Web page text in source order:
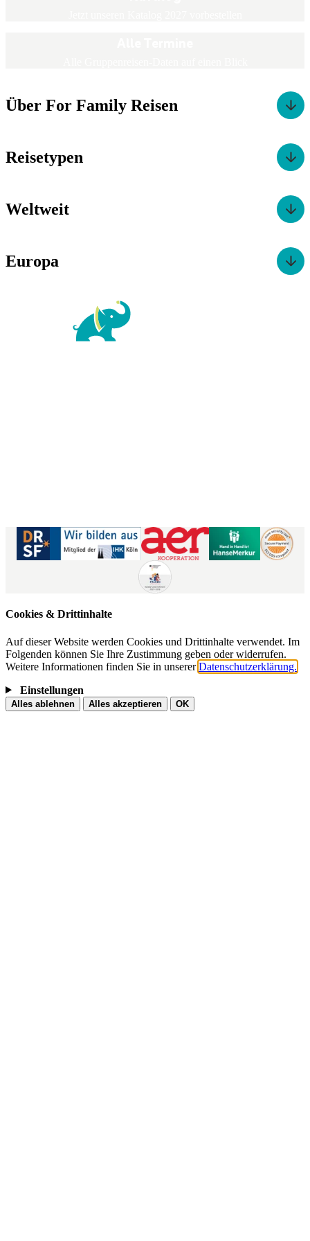
Über For Family Reisen
Reisetypen
Weltweit
Europa
Cookies & Drittinhalte
Auf dieser Website werden Cookies und Drittinhalte verwendet. Im
Folgenden können Sie Ihre Zustimmung geben oder widerrufen.
Weitere Informationen finden Sie in unsererDatenschutzerklärung.
Einstellungen
Alles ablehnen Alles akzeptieren OK